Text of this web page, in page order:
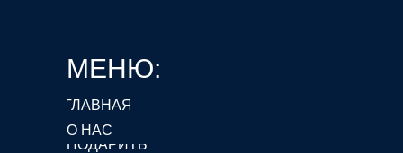
ГЛАВНАЯ
О НАС
МЕНЮ:
ПОДАРИТЬ